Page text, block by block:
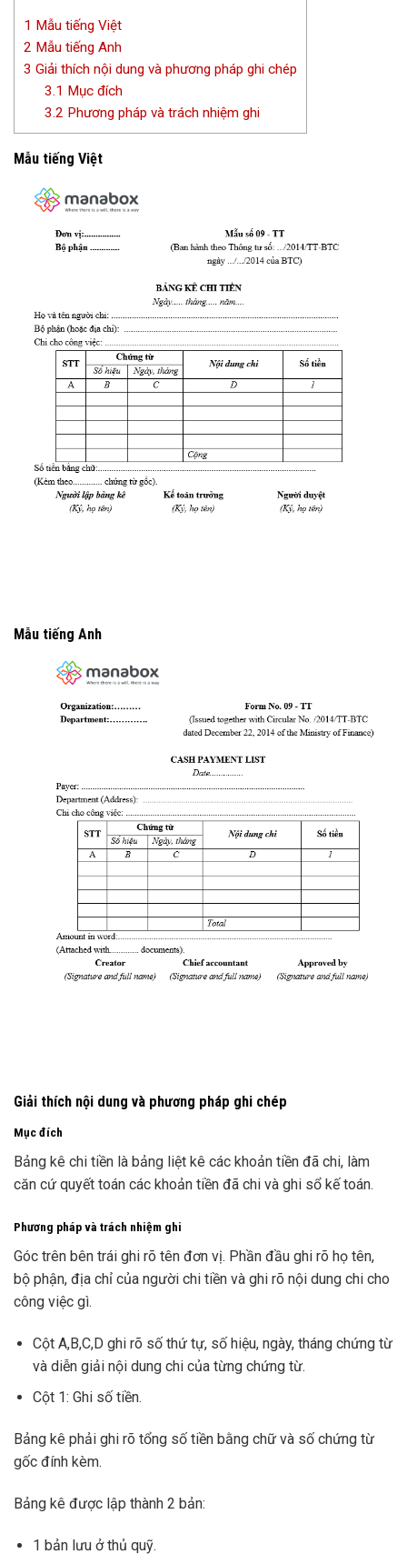
1 Mẫu tiếng Việt
2 Mẫu tiếng Anh
3 Giải thích nội dung và phương pháp ghi chép
3.1 Mục đích
3.2 Phương pháp và trách nhiệm ghi
Mẫu tiếng Việt
Mẫu tiếng Anh
Giải thích nội dung và phương pháp ghi chép
Mục đích
Bảng kê chi tiền là bảng liệt kê các khoản tiền đã chi, làm
căn cứ quyết toán các khoản tiền đã chi và ghi sổ kế toán.
Phương pháp và trách nhiệm ghi
Góc trên bên trái ghi rõ tên đơn vị. Phần đầu ghi rõ họ tên,
bộ phận, địa chỉ của người chi tiền và ghi rõ nội dung chi cho
công việc gì.
Cột A,B,C,D ghi rõ số thứ tự, số hiệu, ngày, tháng chứng từ
và diễn giải nội dung chi của từng chứng từ.
Cột 1: Ghi số tiền.
Bảng kê phải ghi rõ tổng số tiền bằng chữ và số chứng từ
gốc đính kèm.
Bảng kê được lập thành 2 bản:
1 bản lưu ở thủ quỹ.